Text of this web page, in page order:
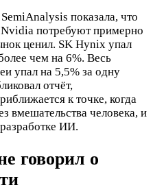
показала, что
потребуют примерно
ценил. SK Hynix упал
чем на 6%. Весь
упал на 5,5% за одну
отчёт,
к точке, когда
вмешательства человека, и
ИИ.
говорил о